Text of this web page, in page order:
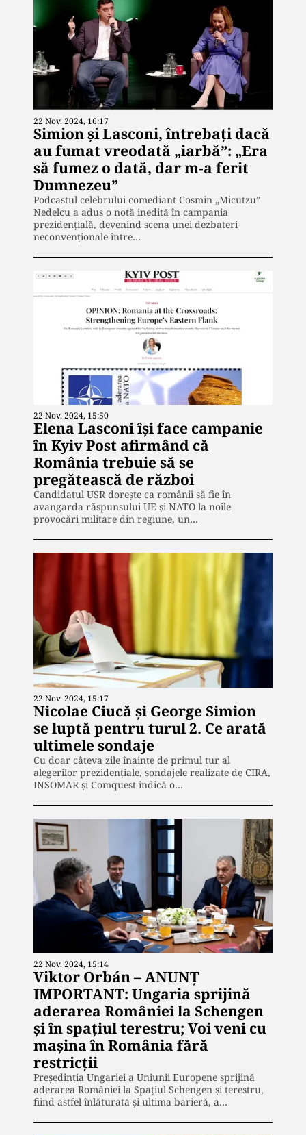
22 Nov. 2024, 16:17
Simion și Lasconi, întrebați dacă
au fumat vreodată „iarbă”: „Era
să fumez o dată, dar m-a ferit
Dumnezeu”
Podcastul celebrului comediant Cosmin „Micutzu”
Nedelcu a adus o notă inedită în campania
prezidențială, devenind scena unei dezbateri
neconvenționale între…
22 Nov. 2024, 15:50
Elena Lasconi își face campanie
în Kyiv Post afirmând că
România trebuie să se
pregătească de război
Candidatul USR dorește ca românii să fie în
avangarda răspunsului UE și NATO la noile
provocări militare din regiune, un…
22 Nov. 2024, 15:17
Nicolae Ciucă și George Simion
se luptă pentru turul 2. Ce arată
ultimele sondaje
Cu doar câteva zile înainte de primul tur al
alegerilor prezidențiale, sondajele realizate de CIRA,
INSOMAR și Comquest indică o…
22 Nov. 2024, 15:14
Viktor Orbán – ANUNŢ
IMPORTANT: Ungaria sprijină
aderarea României la Schengen
şi în spaţiul terestru; Voi veni cu
maşina în România fără
restricţii
Preşedinţia Ungariei a Uniunii Europene sprijină
aderarea României la Spaţiul Schengen şi terestru,
fiind astfel înlăturată şi ultima barieră, a…